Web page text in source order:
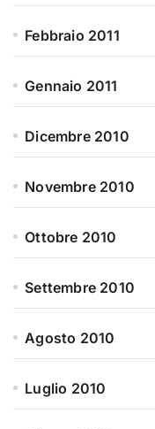
Febbraio 2011
Gennaio 2011
Dicembre 2010
Novembre 2010
Ottobre 2010
Settembre 2010
Agosto 2010
Luglio 2010